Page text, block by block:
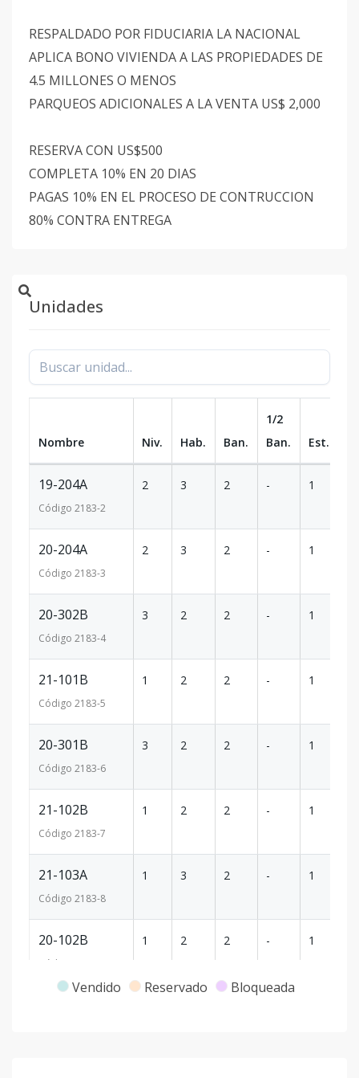
RESPALDADO POR FIDUCIARIA LA NACIONAL
APLICA BONO VIVIENDA A LAS PROPIEDADES DE
4.5 MILLONES O MENOS
PARQUEOS ADICIONALES A LA VENTA US$ 2,000
RESERVA CON US$500
COMPLETA 10% EN 20 DIAS
PAGAS 10% EN EL PROCESO DE CONTRUCCION
80% CONTRA ENTREGA
Unidades
Nombre Niv. Hab. Ban.
1/2
Ban.
Est.
19-204A
Código 2183-2
2 3 2 - 1
20-204A
Código 2183-3
2 3 2 - 1
20-302B
Código 2183-4
3 2 2 - 1
21-101B
Código 2183-5
1 2 2 - 1
20-301B
Código 2183-6
3 2 2 - 1
21-102B
Código 2183-7
1 2 2 - 1
21-103A
Código 2183-8
1 3 2 - 1
20-102B
Código
1 2 2 - 1
Vendido Reservado Bloqueada